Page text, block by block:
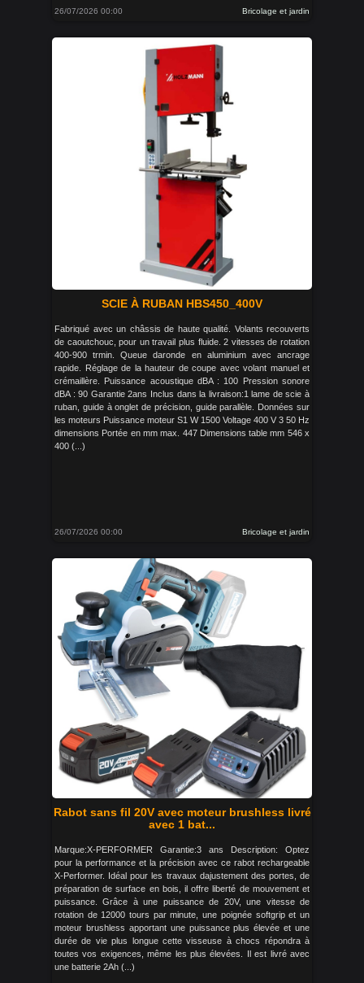
26/07/2026 00:00 Bricolage et jardin
SCIE À RUBAN HBS450_400V
Fabriqué avec un châssis de haute qualité. Volants recouverts
de caoutchouc, pour un travail plus fluide. 2 vitesses de rotation
400-900 trmin. Queue daronde en aluminium avec ancrage
rapide. Réglage de la hauteur de coupe avec volant manuel et
crémaillère. Puissance acoustique dBA : 100 Pression sonore
dBA : 90 Garantie 2ans Inclus dans la livraison:1 lame de scie à
ruban, guide à onglet de précision, guide parallèle. Données sur
les moteurs Puissance moteur S1 W 1500 Voltage 400 V 3 50 Hz
dimensions Portée en mm max. 447 Dimensions table mm 546 x
400 (...)
26/07/2026 00:00 Bricolage et jardin
Rabot sans fil 20V avec moteur brushless livré
avec 1 bat...
Marque:X-PERFORMER Garantie:3 ans Description: Optez
pour la performance et la précision avec ce rabot rechargeable
X-Performer. Idéal pour les travaux dajustement des portes, de
préparation de surface en bois, il offre liberté de mouvement et
puissance. Grâce à une puissance de 20V, une vitesse de
rotation de 12000 tours par minute, une poignée softgrip et un
moteur brushless apportant une puissance plus élevée et une
durée de vie plus longue cette visseuse à chocs répondra à
toutes vos exigences, même les plus élevées. Il est livré avec
une batterie 2Ah (...)